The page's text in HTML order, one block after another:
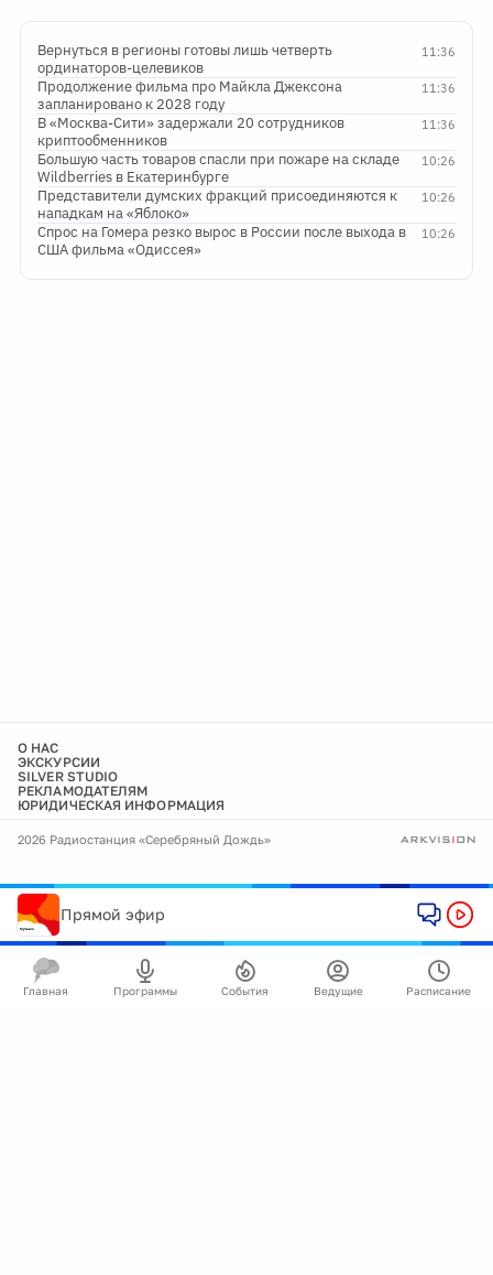
11:36
Вернуться в регионы готовы лишь четверть
ординаторов-целевиков
11:36
Продолжение фильма про Майкла Джексона
запланировано к 2028 году
11:36
В «Москва-Сити» задержали 20 сотрудников
криптообменников
10:26
Большую часть товаров спасли при пожаре на складе
Wildberries в Екатеринбурге
10:26
Представители думских фракций присоединяются к
нападкам на «Яблоко»
10:26
Спрос на Гомера резко вырос в России после выхода в
США фильма «Одиссея»
О НАС
ЭКСКУРСИИ
SILVER STUDIO
РЕКЛАМОДАТЕЛЯМ
ЮРИДИЧЕСКАЯ ИНФОРМАЦИЯ
2026 Радиостанция «Серебряный Дождь»
Прямой эфир
Главная Программы События Ведущие Расписание